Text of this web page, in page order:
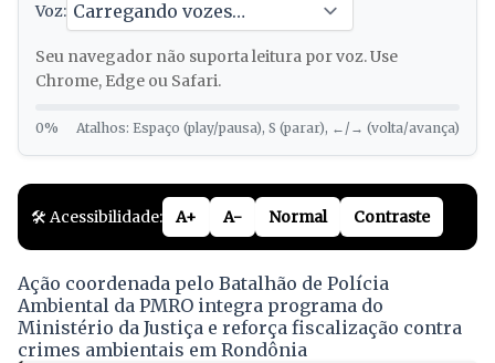
Voz:
Seu navegador não suporta leitura por voz. Use
Chrome, Edge ou Safari.
0% Atalhos: Espaço (play/pausa), S (parar), ←/→ (volta/avança)
🛠️ Acessibilidade: A+ A- Normal Contraste
Ação coordenada pelo Batalhão de Polícia
Ambiental da PMRO integra programa do
Ministério da Justiça e reforça fiscalização contra
crimes ambientais em Rondônia